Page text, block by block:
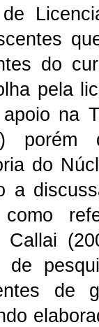
do
pela
na
do
a
de
de